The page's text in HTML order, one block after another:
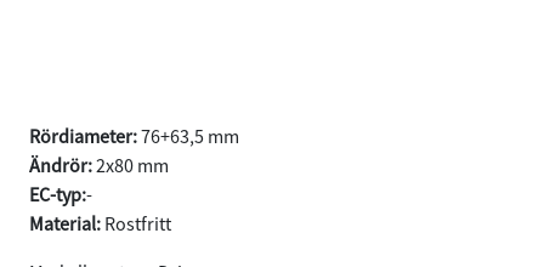
Rördiameter:76+63,5 mm
Ändrör:2x80 mm
EC-typ:-
Material: Rostfritt